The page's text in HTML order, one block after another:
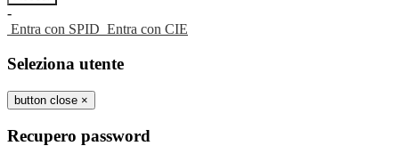
-
Entra con SPID Entra con CIE
Seleziona utente
button close ×
Recupero password